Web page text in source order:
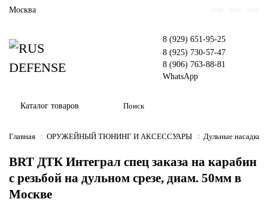
Москва
8 (929) 651-95-25
8 (925) 730-57-47
8 (906) 763-88-81
WhatsApp
Каталог товаров
Главная ОРУЖЕЙНЫЙ ТЮНИНГ И АКСЕССУАРЫ Дульные насадки
BRT ДТК Интеграл спец заказа на карабин
с резьбой на дульном срезе, диам. 50мм в
Москве